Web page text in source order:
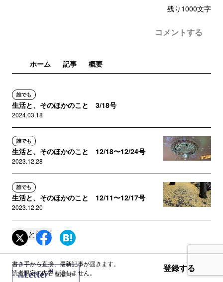
残り 1000文字
コメントする
ホーム 記事 概要
誰でも
生活と、そのほかのこと 3/18号
2024.03.18
誰でも
生活と、そのほかのこと 12/18〜12/24号
2023.12.28
誰でも
生活と、そのほかのこと 12/11〜12/17号
2023.12.20
誰でも
生活と、そのほかのこと 12/4〜12/10号
2023.12.13
誰でも
もっと読む
書き手から直接、最新記事が届きます。
読者限定の内容も逃しません。
登録する